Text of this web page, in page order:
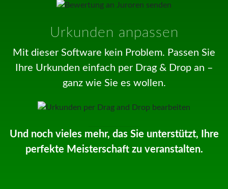
Urkunden anpassen
Mit dieser Software kein Problem. Passen Sie
Ihre Urkunden einfach per Drag & Drop an –
ganz wie Sie es wollen.
Und noch vieles mehr, das Sie unterstützt, Ihre
perfekte Meisterschaft zu veranstalten.